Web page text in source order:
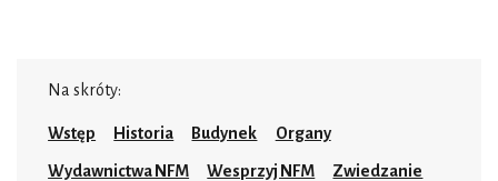
Na skróty:
Wstęp Historia Budynek Organy
Wydawnictwa NFM Wesprzyj NFM Zwiedzanie